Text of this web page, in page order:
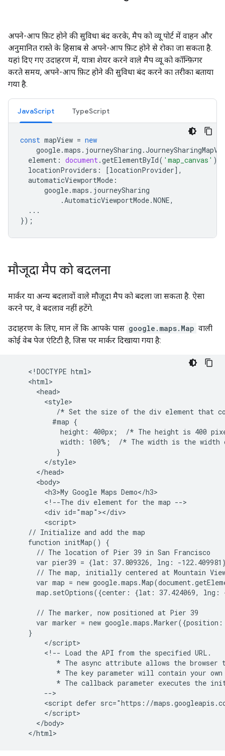
अपने-आप फ़िट होने की सुविधा बंद करके, मैप को व्यू पोर्ट में वाहन और
अनुमानित रास्ते के हिसाब से अपने-आप फ़िट होने से रोका जा सकता है.
यहां दिए गए उदाहरण में, यात्रा शेयर करने वाले मैप व्यू को कॉन्फ़िगर
करते समय, अपने-आप फ़िट होने की सुविधा बंद करने का तरीका बताया
गया है.
JavaScript TypeScript
const mapView = new
google.maps . journeySharing .
element : document.getElementById( 'map_canvas' ),
locationProviders : [locationProvider],
automaticViewportMode :
google.maps . journeySharing
.AutomaticViewportMode.NONE,
...
});
मौजूदा मैप को बदलना
मार्कर या अन्य बदलावों वाले मौजूदा मैप को बदला जा सकता है. ऐसा
करने पर, वे बदलाव नहीं हटेंगे.
उदाहरण के लिए, मान लें कि आपके पास google.maps.Map वाली
कोई वेब पेज एंटिटी है, जिस पर मार्कर दिखाया गया है:
    <!DOCTYPE html>
    <html>
      <head>
        <style>
/* Set the size of the div element that
          #map {
height: 400px;  /* The height is 400
width: 100%;  /* The width is the width
           }
        </style>
      </head>
      <body>
        <h3>My Google Maps Demo</h3>
        <!--The div element for the map -->
        <div id="map"></div>
        <script>
    // Initialize and add the map
    function initMap() {
      // The location of Pier 39 in San Francisco
var pier39 = {lat: 37.809326, lng: -
// The map, initially centered at Mountain
var map = new
map.setOptions({center: {lat: 37.424069, lng:
      // The marker, now positioned at Pier 39
var marker = new
    }
        </script>
        <!-- Load the API from the specified URL.
* The async attribute allows the browser
* The key parameter will contain your
* The callback parameter executes the
        -->
<script defer src="https://
        </script>
      </body>